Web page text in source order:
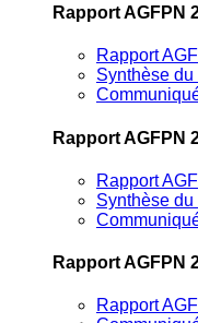
Rapport AGFPN
Rapport
Synthèse
Rapport AGFPN
Rapport
Synthèse
Rapport AGFPN
Rapport